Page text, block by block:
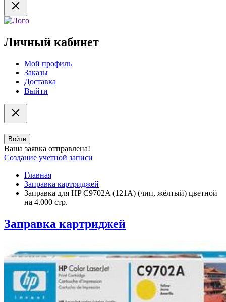
Личный кабинет
Мой профиль
Заказы
Доставка
Выйти
Войти
Ваша заявка отправлена!
Создание учетной записи
Главная
Заправка картриджей
Заправка для HP C9702A (121A) (чип, жёлтый) цветной
на 4.000 стр.
Заправка картриджей